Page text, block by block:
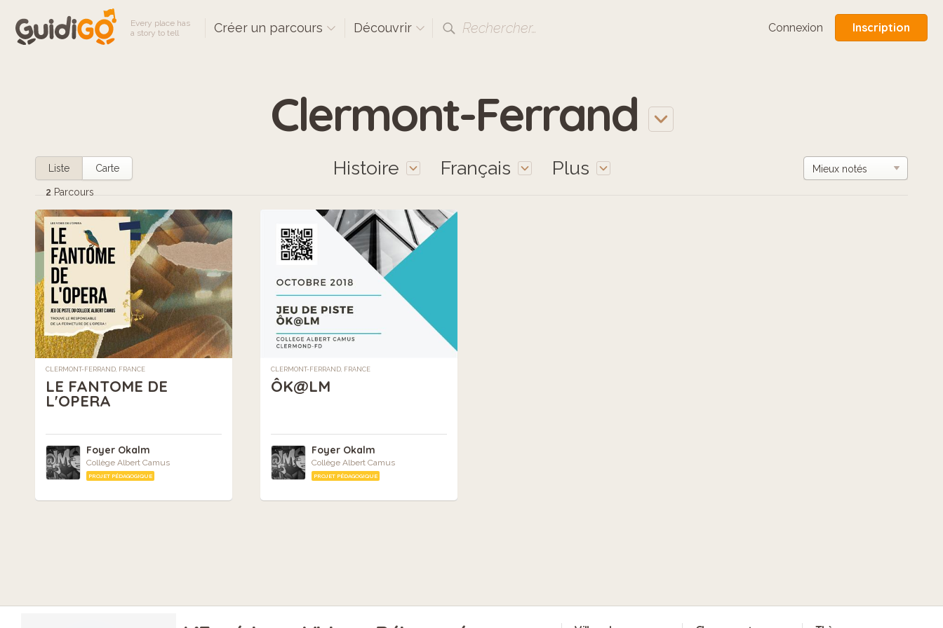
Every place has
a story to tell
Créer un parcours Découvrir Rechercher… Connexion Inscription
Clermont-Ferrand
Histoire Français Plus
Liste Carte
2 Parcours
CLERMONT-FERRAND, FRANCE
LE FANTOME DE
L'OPERA
Foyer Okalm
Collège Albert Camus
PROJET PÉDAGOGIQUE
CLERMONT-FERRAND, FRANCE
ÔK@LM
Foyer Okalm
Collège Albert Camus
PROJET PÉDAGOGIQUE